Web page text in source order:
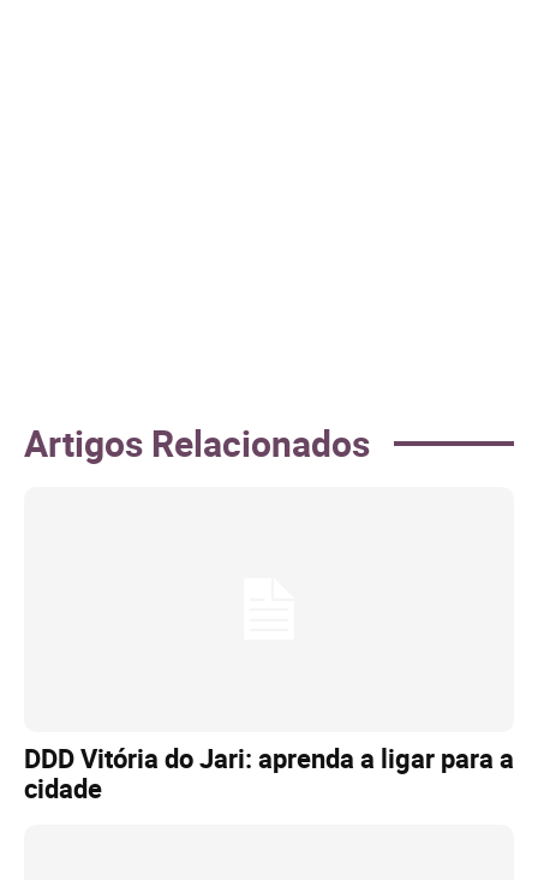
Artigos Relacionados
DDD Vitória do Jari: aprenda a ligar para a
cidade